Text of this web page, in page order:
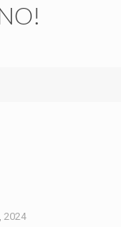
2024